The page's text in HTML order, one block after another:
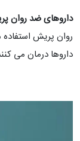
داروهای ضد روان
روان پریش استفاده
داروها درمان می